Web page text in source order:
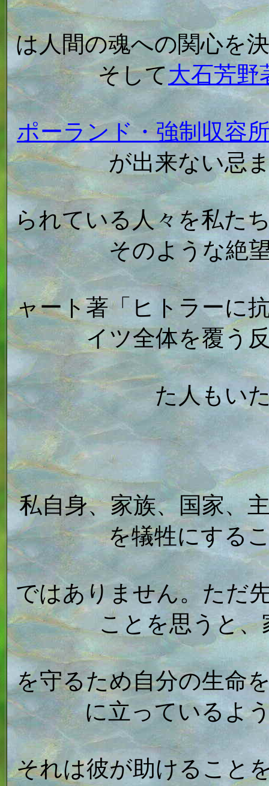
は人間の魂への関心を
そして大石芳野
ポーランド・強制収容
が出来ない忌
られている人々を私た
そのような絶
ャート著「ヒトラーに
イツ全体を覆う
た人もい
私自身、家族、国家、
を犠牲にする
ではありません。ただ
ことを思うと
を守るため自分の生命
に立っているよ
それは彼が助けること